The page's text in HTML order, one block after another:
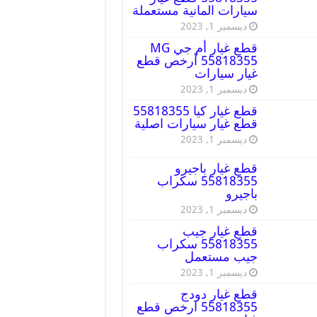
سيارات المانية مستعملة
ديسمبر 1, 2023
قطع غيار أم جي MG
55818355 أرخص قطع
غيار سيارات
ديسمبر 1, 2023
قطع غيار كيا 55818355
قطع غيار سيارات اصلية
ديسمبر 1, 2023
قطع غيار باجيرو
55818355 سكراب
باجيرو
ديسمبر 1, 2023
قطع غيار جيب
55818355 سكراب
جيب مستعمل
ديسمبر 1, 2023
قطع غيار دودج
55818355 ارخص قطع